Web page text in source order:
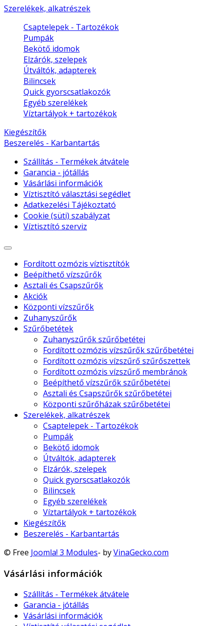
Szerelékek, alkatrészek
Csaptelepek - Tartozékok
Pumpák
Bekötő idomok
Elzárók, szelepek
Útváltók, adapterek
Bilincsek
Quick gyorscsatlakozók
Egyéb szerelékek
Víztartályok + tartozékok
Kiegészítők
Beszerelés - Karbantartás
Szállítás - Termékek átvátele
Garancia - jótállás
Vásárlási információk
Víztisztító választási segédlet
Adatkezelési Tájékoztató
Cookie (süti) szabályzat
Víztisztító szerviz
Fordított ozmózis víztisztítók
Beépíthető vízszűrők
Asztali és Csapszűrők
Akciók
Központi vízszűrők
Zuhanyszűrők
Szűrőbetétek
Zuhanyszűrők szűrőbetétei
Fordított ozmózis vízszűrők szűrőbetétei
Fordított ozmózis vízszűrő szűrőszettek
Fordított ozmózis vízszűrő membránok
Beépíthető vízszűrők szűrőbetétei
Asztali és Csapszűrők szűrőbetétei
Központi szűrőházak szűrőbetétei
Szerelékek, alkatrészek
Csaptelepek - Tartozékok
Pumpák
Bekötő idomok
Útváltók, adapterek
Elzárók, szelepek
Quick gyorscsatlakozók
Bilincsek
Egyéb szerelékek
Víztartályok + tartozékok
Kiegészítők
Beszerelés - Karbantartás
© Free Joomla! 3 Modules- byVinaGecko.com
Vásárlási információk
Szállítás - Termékek átvátele
Garancia - jótállás
Vásárlási információk